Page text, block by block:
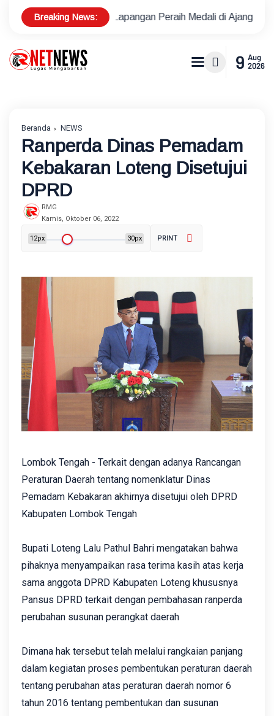
Breaking News:
Lapangan Peraih Medali di Ajang Porprov Polsek
9 Aug
2026
Beranda NEWS
Ranperda Dinas Pemadam
Kebakaran Loteng Disetujui
DPRD
RMG
Kamis, Oktober 06, 2022
12px 30px PRINT
Lombok Tengah - Terkait dengan adanya Rancangan
Peraturan Daerah tentang nomenklatur Dinas
Pemadam Kebakaran akhirnya disetujui oleh DPRD
Kabupaten Lombok Tengah
Bupati Loteng Lalu Pathul Bahri mengatakan bahwa
pihaknya menyampaikan rasa terima kasih atas kerja
sama anggota DPRD Kabupaten Loteng khususnya
Pansus DPRD terkait dengan pembahasan ranperda
perubahan susunan perangkat daerah
Dimana hak tersebut telah melalui rangkaian panjang
dalam kegiatan proses pembentukan peraturan daerah
tentang perubahan atas peraturan daerah nomor 6
tahun 2016 tentang pembentukan dan susunan